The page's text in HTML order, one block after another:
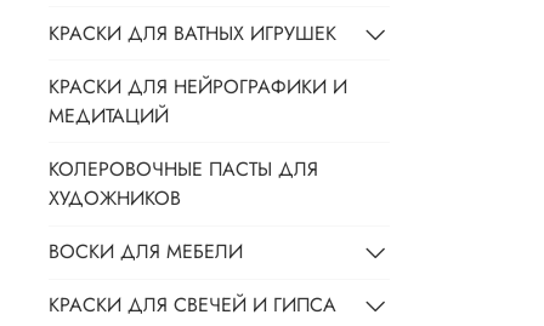
КРАСКИ ДЛЯ ВАТНЫХ ИГРУШЕК
КРАСКИ ДЛЯ НЕЙРОГРАФИКИ И
МЕДИТАЦИЙ
КОЛЕРОВОЧНЫЕ ПАСТЫ ДЛЯ
ХУДОЖНИКОВ
ВОСКИ ДЛЯ МЕБЕЛИ
КРАСКИ ДЛЯ СВЕЧЕЙ И ГИПСА